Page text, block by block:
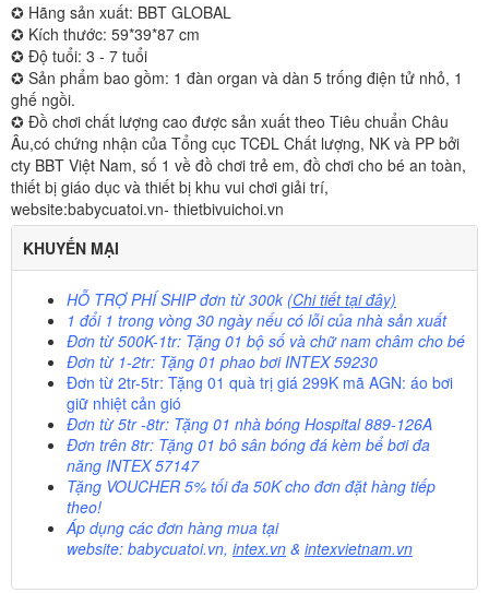
✪ Hãng sản xuất: BBT GLOBAL
✪ Kích thước: 59*39*87 cm
✪ Độ tuổi: 3 - 7 tuổi
✪ Sản phẩm bao gồm: 1 đàn organ và dàn 5 trống điện tử nhỏ, 1
ghế ngồi.
✪ Đồ chơi chất lượng cao được sản xuất theo Tiêu chuẩn Châu
Âu,có chứng nhận của Tổng cục TCĐL Chất lượng, NK và PP bởi
cty BBT Việt Nam, số 1 về đồ chơi trẻ em, đồ chơi cho bé an toàn,
thiết bị giáo dục và thiết bị khu vui chơi giải trí,
website:babycuatoi.vn- thietbivuichoi.vn
KHUYẾN MẠI
HỖ TRỢ PHÍ SHIPđơn từ 300k (Chi tiết tại đây)
1 đổi 1 trong vòng 30 ngày nếu có lỗi của nhà sản xuất
Đơn từ 500K-1tr: Tặng 01 bộ số và chữ nam châm cho bé
Đơn từ 1-2tr: Tặng 01 phao bơi INTEX 59230
Đơn từ 2tr-5tr: Tặng 01 quà trị giá 299K mã AGN: áo bơi
giữ nhiệt cản gió
Đơn từ 5tr -8tr: Tặng 01 nhà bóng Hospital 889-126A
Đơn trên 8tr: Tặng 01 bô sân bóng đá kèm bể bơi đa
năng INTEX 57147
Tặng VOUCHER 5% tối đa 50K cho đơn đặt hàng tiếp
theo!
Áp dụng các đơn hàng mua tại
website: babycuatoi.vn, intex.vn & intexvietnam.vn